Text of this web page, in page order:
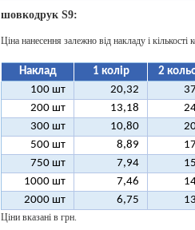
шовкодрук S9:
Ціна нанесення залежно від накладу і кількості
Наклад 1 колір 2
100 шт
20,32
200 шт
13,18
300 шт
10,80
500 шт
8,89
750 шт
7,94
1000 шт
7,46
2000 шт
6,75
Ціни вказані в грн.